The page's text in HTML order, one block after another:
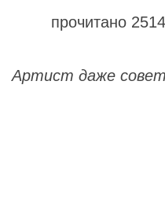
прочитано
Артист даже